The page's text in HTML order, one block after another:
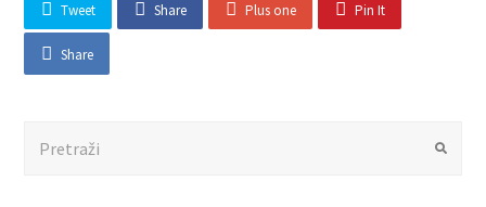
Tweet Share Plus one Pin It
Share